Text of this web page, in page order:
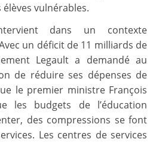
vulnérables.
dans un contexte
un déficit de 11 milliards de
Legault a demandé au
de réduire ses dépenses de
le premier ministre François
les budgets de l’éducation
des compressions se font
Les centres de services